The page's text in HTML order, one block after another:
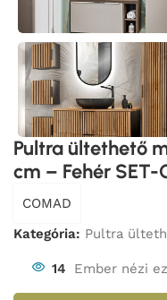
Pultra ültethető
cm – Fehér
COMAD
Kategória: Pultra
14 Ember nézi